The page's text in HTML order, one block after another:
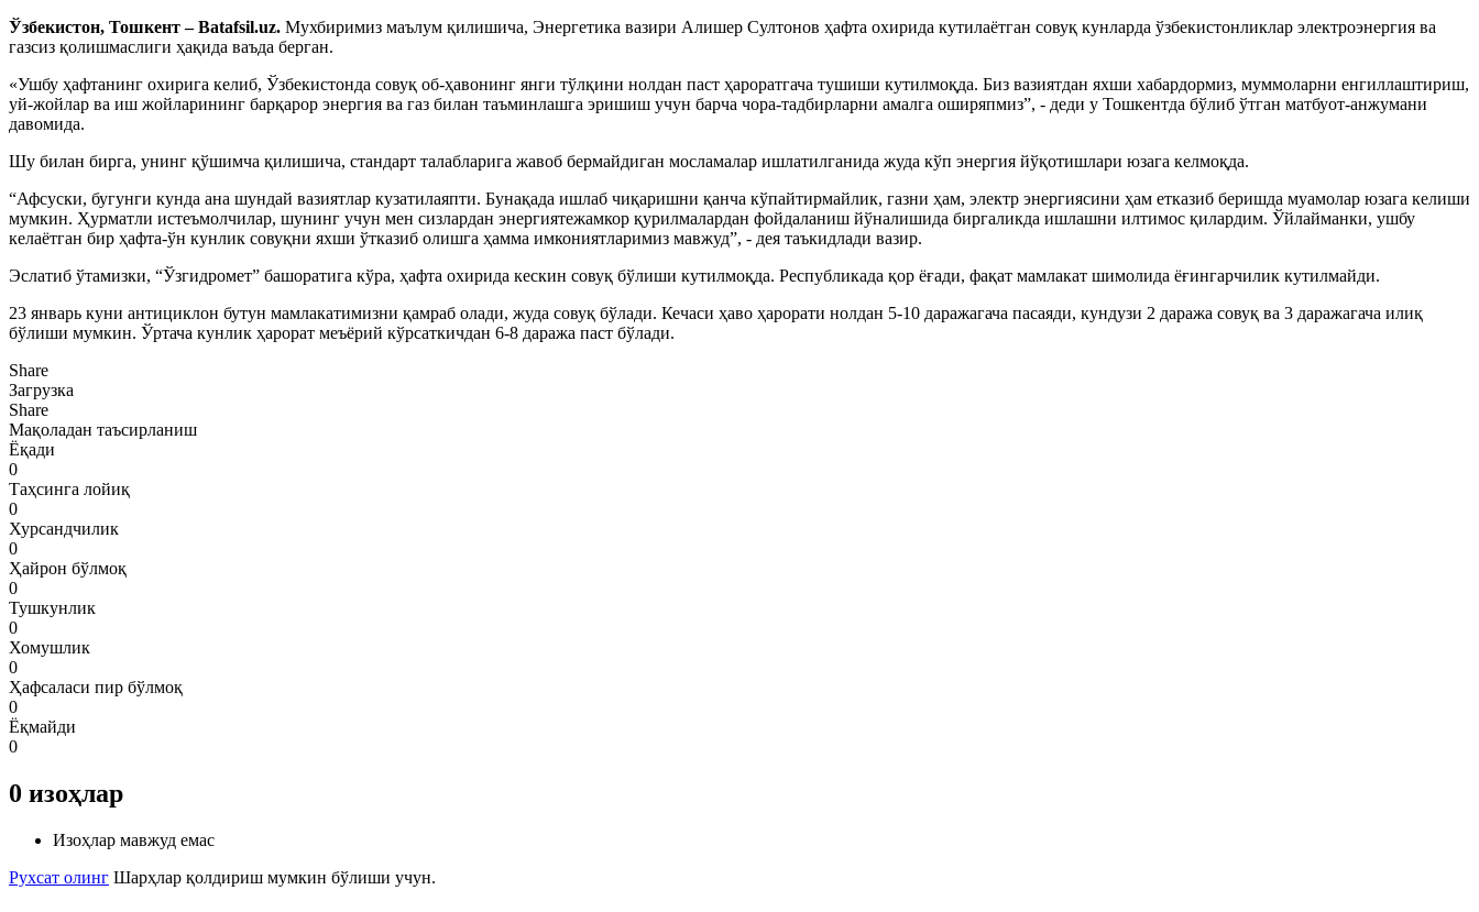
Ўзбекистон, Тошкент – Batafsil.uz. Мухбиримиз маълум қилишича, Энергетика вазири Алишер Султонов ҳафта охирида кутилаётган совуқ кунларда ўзбекистонликлар электроэнергия ва
газсиз қолишмаслиги ҳақида ваъда берган.
«Ушбу ҳафтанинг охирига келиб, Ўзбекистонда совуқ об-ҳавонинг янги тўлқини нолдан паст ҳароратгача тушиши кутилмоқда. Биз вазиятдан яхши хабардормиз, муммоларни енгиллаштириш,
уй-жойлар ва иш жойларининг барқарор энергия ва газ билан таъминлашга эришиш учун барча чора-тадбирларни амалга оширяпмиз”, - деди у Тошкентда бўлиб ўтган матбуот-анжумани
давомида.
Шу билан бирга, унинг қўшимча қилишича, стандарт талабларига жавоб бермайдиган мосламалар ишлатилганида жуда кўп энергия йўқотишлари юзага келмоқда.
“Афсуски, бугунги кунда ана шундай вазиятлар кузатилаяпти. Бунақада ишлаб чиқаришни қанча кўпайтирмайлик, газни ҳам, электр энергиясини ҳам етказиб беришда муамолар юзага келиши
мумкин. Ҳурматли истеъмолчилар, шунинг учун мен сизлардан энергиятежамкор қурилмалардан фойдаланиш йўналишида биргаликда ишлашни илтимос қилардим. Ўйлайманки, ушбу
келаётган бир ҳафта-ўн кунлик совуқни яхши ўтказиб олишга ҳамма имкониятларимиз мавжуд”, - дея таъкидлади вазир.
Эслатиб ўтамизки, “Ўзгидромет” башоратига кўра, ҳафта охирида кескин совуқ бўлиши кутилмоқда. Республикада қор ёғади, фақат мамлакат шимолида ёғингарчилик кутилмайди.
23 январь куни антициклон бутун мамлакатимизни қамраб олади, жуда совуқ бўлади. Кечаси ҳаво ҳарорати нолдан 5-10 даражагача пасаяди, кундузи 2 даража совуқ ва 3 даражагача илиқ
бўлиши мумкин. Ўртача кунлик ҳарорат меъёрий кўрсаткичдан 6-8 даража паст бўлади.
Share
Загрузка
Share
Мақоладан таъсирланиш
Ёқади
0
Таҳсинга лойиқ
0
Хурсандчилик
0
Ҳайрон бўлмоқ
0
Тушкунлик
0
Хомушлик
0
Ҳафсаласи пир бўлмоқ
0
Ёқмайди
0
0 изоҳлар
Изоҳлар мавжуд емас
Рухсат олинг Шарҳлар қолдириш мумкин бўлиши учун.